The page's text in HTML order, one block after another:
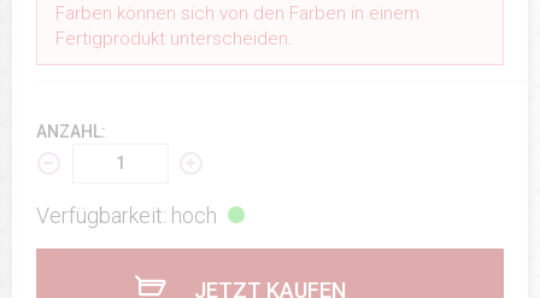
Farben können sich von den Farben in einem
Fertigprodukt unterscheiden.
ANZAHL:
Verfügbarkeit: hoch
JETZT KAUFEN